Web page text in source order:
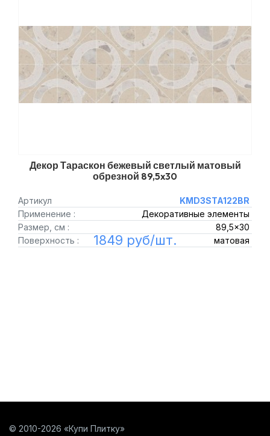
Декор Тараскон бежевый светлый матовый
обрезной 89,5x30
Артикул
KMD3STA122BR
Применение :
Декоративные элементы
Размер, см :
89,5x30
Поверхность :
матовая
1849 руб/шт.
© 2010-2026 «Купи Плитку»